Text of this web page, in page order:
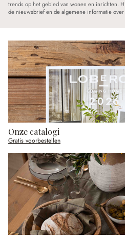
trends op het gebied van wonen en inrichten.
de nieuwsbrief en de algemene informatie over
Onze catalogi
Gratis voorbestellen